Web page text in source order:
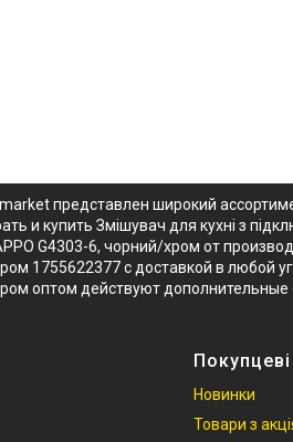
представлен широкий
и купить Змішувач для кухні з
G4303-6, чорний/хром от
1755622377 с доставкой в любой
оптом действуют
Покупцеві
Новинки
Товари з